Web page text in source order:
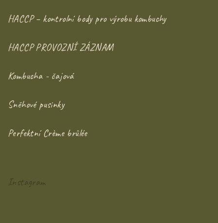
HACCP – kontrolní body pro výrobu kombuchy
HACCP PROVOZNÍ ZÁZNAM
Kombucha - čajová
Sněhové pusinky
Perfektní Crème brûlée
Instagram